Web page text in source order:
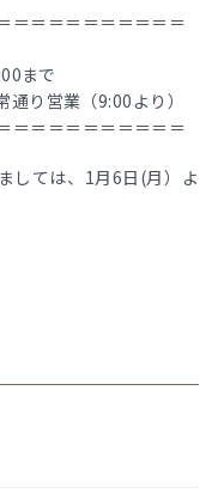
＝＝＝＝＝＝＝＝＝＝
まで
り営業（9:00より）
＝＝＝＝＝＝＝＝＝＝
しては、1月6日(月）よ